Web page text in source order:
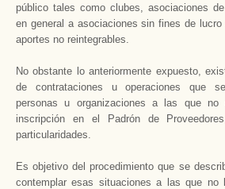
público tales como clubes, asociaciones
en general a asociaciones sin fines de
aportes no reintegrables.
No obstante lo anteriormente expuesto,
de contrataciones u operaciones que
personas u organizaciones a las que no
inscripción en el Padrón de
particularidades.
Es objetivo del procedimiento que se
contemplar esas situaciones a las que no